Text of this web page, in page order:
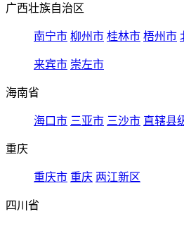
广西壮族自治区
南宁市 柳州市 桂林市 梧州市
来宾市 崇左市
海南省
海口市 三亚市 三沙市 直辖县
重庆
重庆市 重庆 两江新区
四川省